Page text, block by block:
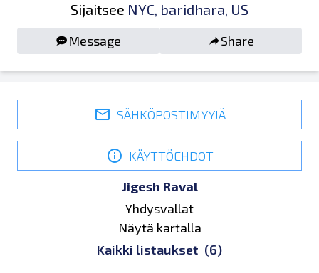
Sijaitsee NYC, baridhara, US
Message Share
SÄHKÖPOSTIMYYJÄ
KÄYTTÖEHDOT
Jigesh Raval
Yhdysvallat
Näytä kartalla
Kaikki listaukset (6)